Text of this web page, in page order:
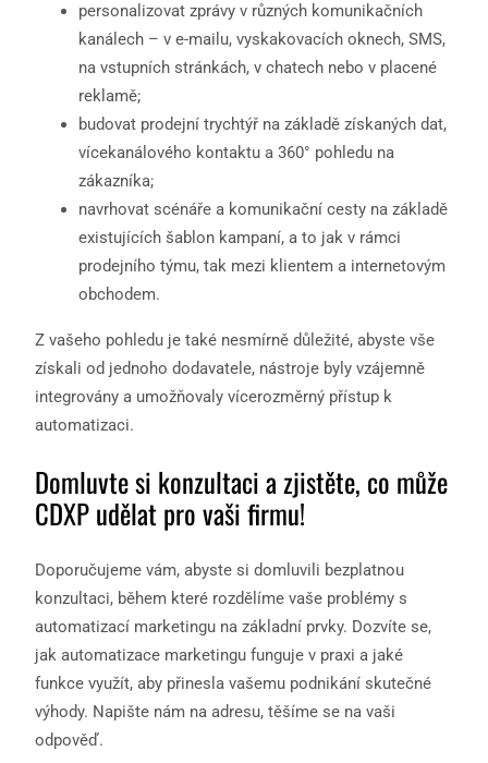
personalizovat zprávy v různých komunikačních
kanálech – v e-mailu, vyskakovacích oknech, SMS,
na vstupních stránkách, v chatech nebo v placené
reklamě;
budovat prodejní trychtýř na základě získaných dat,
vícekanálového kontaktu a 360° pohledu na
zákazníka;
navrhovat scénáře a komunikační cesty na základě
existujících šablon kampaní, a to jak v rámci
prodejního týmu, tak mezi klientem a internetovým
obchodem.
Z vašeho pohledu je také nesmírně důležité, abyste vše
získali od jednoho dodavatele, nástroje byly vzájemně
integrovány a umožňovaly vícerozměrný přístup k
automatizaci.
Domluvte si konzultaci a zjistěte, co může
CDXP udělat pro vaši firmu!
Doporučujeme vám, abyste si domluvili bezplatnou
konzultaci, během které rozdělíme vaše problémy s
automatizací marketingu na základní prvky. Dozvíte se,
jak automatizace marketingu funguje v praxi a jaké
funkce využít, aby přinesla vašemu podnikání skutečné
výhody. Napište nám na adresu, těšíme se na vaši
odpověď.